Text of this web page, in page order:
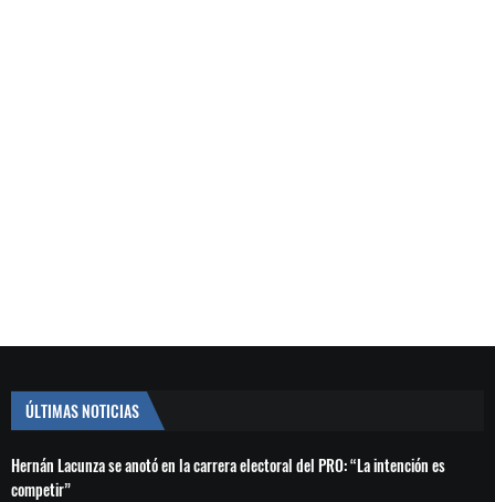
ÚLTIMAS NOTICIAS
Hernán Lacunza se anotó en la carrera electoral del PRO: “La intención es
competir”